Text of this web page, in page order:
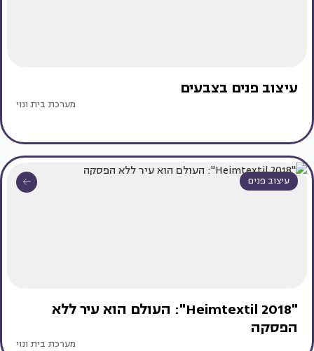
עיצוב פנים בצבעים
מערכת בית ונוי
עיצוב פנים
"Heimtextil 2018": העולם הוא עיר ללא
הפסקה
מערכת בית ונוי